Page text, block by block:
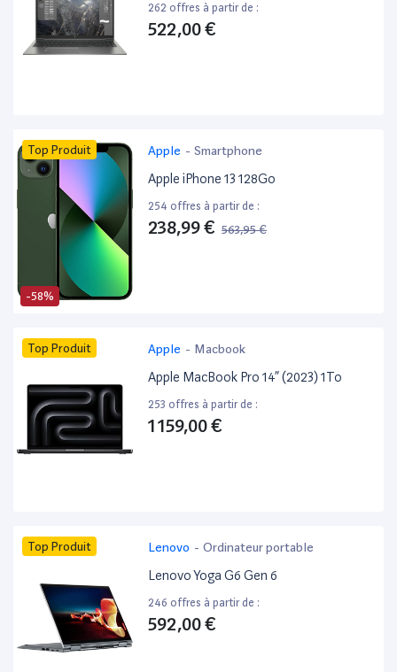
262 offres à partir de :
522,00 €
-58%
Top Produit Apple - Smartphone
Apple iPhone 13 128Go
254 offres à partir de :
238,99 € 563,95 €
Top Produit Apple - Macbook
Apple MacBook Pro 14” (2023) 1To
253 offres à partir de :
1 159,00 €
Top Produit Lenovo - Ordinateur portable
Lenovo Yoga G6 Gen 6
246 offres à partir de :
592,00 €